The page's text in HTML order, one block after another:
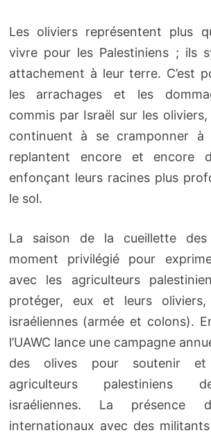
Les oliviers représentent plus
vivre pour les Palestiniens ; ils
attachement à leur terre. C’est
les arrachages et les
commis par Israël sur les oliviers,
continuent à se cramponner à
replantent encore et encore
enfonçant leurs racines plus
le sol.
La saison de la cueillette
moment privilégié pour
avec les agriculteurs
protéger, eux et leurs
israéliennes (armée et colons).
l’UAWC lance une campagne
des olives pour soutenir
agriculteurs palestiniens
israéliennes. La présence
internationaux avec des